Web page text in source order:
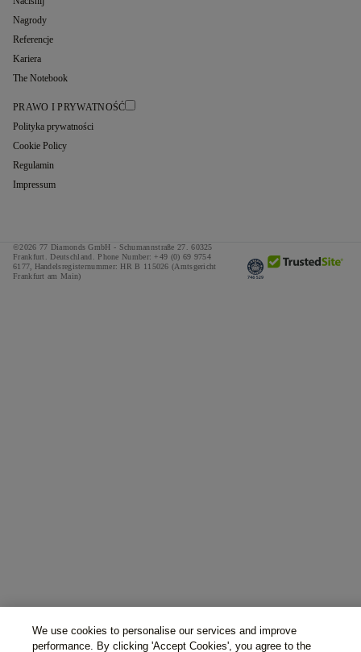
Nagrody
Referencje
Kariera
The Notebook
PRAWO I PRYWATNOŚĆ
Polityka prywatności
Cookie Policy
Regulamin
Impressum
©2026 77 Diamonds GmbH - Schumannstraße 27. 60325
Frankfurt. Deutschland. Phone Number: +49 (0) 69 9754
6177,
Handelsregisternummer: HR B 115026 (Amtsgericht
Frankfurt am Main)
We use cookies to personalise our services and improve
performance. By clicking 'Accept Cookies', you agree to the